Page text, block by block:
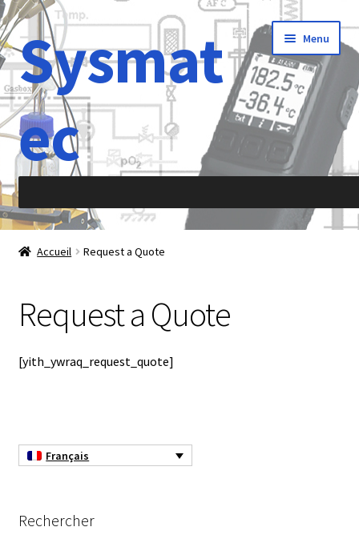
Aller
à
la
navigation
Aller
au
contenu
Sysmat
ec
Menu
Accueil
Abréviations
Accélération
Agitateurs magnétiques
Agitation – Moteur
Accueil Request a Quote
Request a Quote
[yith_ywraq_request_quote]
Français
Rechercher